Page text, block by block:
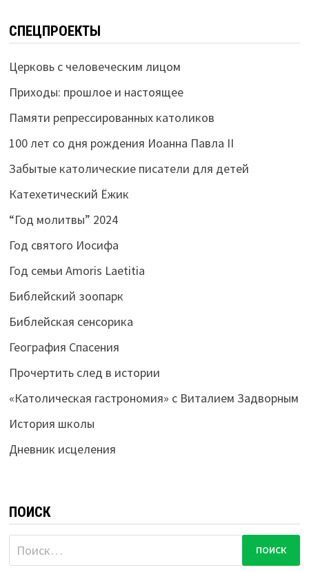
СПЕЦПРОЕКТЫ
Церковь с человеческим лицом
Приходы: прошлое и настоящее
Памяти репрессированных католиков
100 лет со дня рождения Иоанна Павла II
Забытые католические писатели для детей
Катехетический Ёжик
“Год молитвы” 2024
Год святого Иосифа
Год семьи Amoris Laetitia
Библейский зоопарк
Библейская сенсорика
География Спасения
Прочертить след в истории
«Католическая гастрономия» с Виталием Задворным
История школы
Дневник исцеления
ПОИСК
Найти: